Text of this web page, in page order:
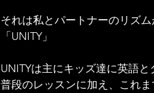
それは私とパートナーのリズ
「UNITY」
UNITYは主にキッズ達に英語
普段のレッスンに加え、これ